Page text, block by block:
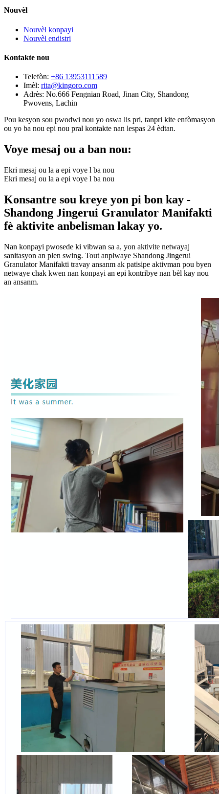
Nouvèl
Nouvèl konpayi
Nouvèl endistri
Kontakte nou
Telefòn: +86 13953111589
Imèl: rita@kingoro.com
Adrès: No.666 Fengnian Road, Jinan City, Shandong
Pwovens, Lachin
Pou kesyon sou pwodwi nou yo oswa lis pri, tanpri kite enfòmasyon
ou yo ba nou epi nou pral kontakte nan lespas 24 èdtan.
Voye mesaj ou a ban nou:
Ekri mesaj ou la a epi voye l ba nou
Ekri mesaj ou la a epi voye l ba nou
Konsantre sou kreye yon pi bon kay -
Shandong Jingerui Granulator Manifakti
fè aktivite anbelisman lakay yo.
Nan konpayi pwosede ki vibwan sa a, yon aktivite netwayaj
sanitasyon an plen swing. Tout anplwaye Shandong Jingerui
Granulator Manifakti travay ansanm ak patisipe aktivman pou byen
netwaye chak kwen nan konpayi an epi kontribye nan bèl kay nou
an ansanm.